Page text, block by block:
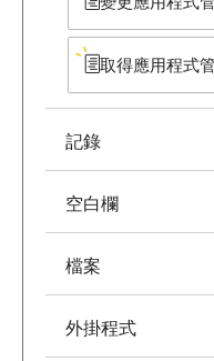
取得應用程式
記錄
空白欄
檔案
外掛程式